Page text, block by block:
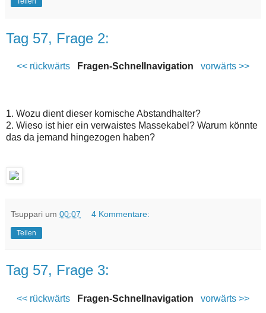
Tag 57, Frage 2:
<< rückwärts Fragen-Schnellnavigation vorwärts >>
1. Wozu dient dieser komische Abstandhalter?
2. Wieso ist hier ein verwaistes Massekabel? Warum könnte
das da jemand hingezogen haben?
Tsuppari um 00:07 4 Kommentare:
Teilen
Tag 57, Frage 3:
<< rückwärts Fragen-Schnellnavigation vorwärts >>